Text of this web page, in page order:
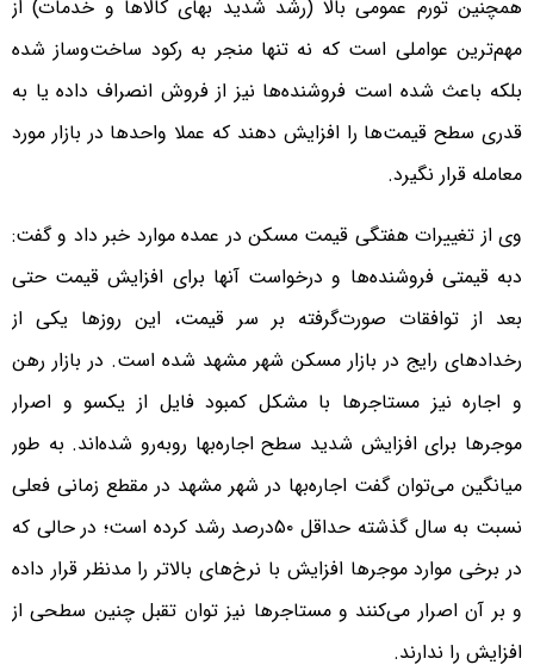
همچنین تورم عمومی بالا (رشد شدید بهای کالاها و خدمات) از
مهم‌ترین عواملی است که نه تنها منجر به رکود ساخت‌وساز شده
بلکه باعث شده است فروشنده‌‌‌ها نیز از فروش انصراف داده یا به
قدری سطح قیمت‌ها را افزایش دهند که عملا واحدها در بازار مورد
معامله قرار نگیرد.
وی از تغییرات هفتگی قیمت مسکن در عمده موارد خبر داد و گفت:
دبه قیمتی فروشنده‌‌‌ها و درخواست آنها برای افزایش قیمت حتی
بعد از توافقات صورت‌گرفته بر سر قیمت، این روزها یکی از
رخدادهای رایج در بازار مسکن شهر مشهد شده است. در بازار رهن
و اجاره نیز مستاجرها با مشکل کمبود فایل از یکسو و اصرار
موجرها برای افزایش شدید سطح اجاره‌‌‌بها روبه‌رو شده‌‌‌اند. به طور
میانگین می‌توان گفت اجاره‌‌‌بها در شهر مشهد در مقطع زمانی فعلی
نسبت به سال گذشته حداقل ۵۰‌درصد رشد کرده است؛ در حالی که
در برخی موارد موجرها افزایش با نرخ‌های بالاتر را مدنظر قرار داده
و بر آن اصرار می‌کنند و مستاجرها نیز توان تقبل چنین سطحی از
افزایش را ندارند.